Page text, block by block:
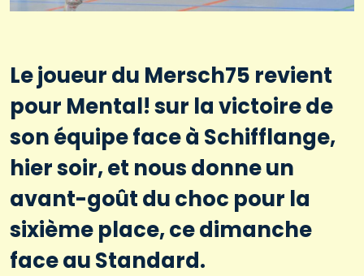
Le joueur du Mersch75 revient
pour Mental! sur la victoire de
son équipe face à Schifflange,
hier soir, et nous donne un
avant-goût du choc pour la
sixième place, ce dimanche
face au Standard.